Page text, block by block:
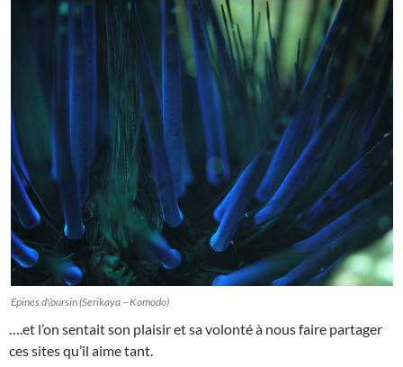
Epines d\’oursin (Serikaya – Komodo)
….et l’on sentait son plaisir et sa volonté à nous faire partager
ces sites qu’il aime tant.